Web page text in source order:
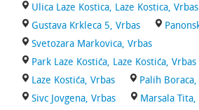
Ulica Laze Kostica, Laze Kostica, Vrbas
Gustava Krkleca 5, Vrbas
Svetozara Markovica, Vrbas
Park Laze Kostića, Laze Kostića, Vrbas
Laze Kostića, Vrbas
Palih
Sivc Jovgena, Vrbas
Marsala Tita,